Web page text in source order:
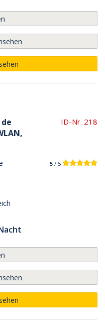
ID-Nr. 218
5 / 5